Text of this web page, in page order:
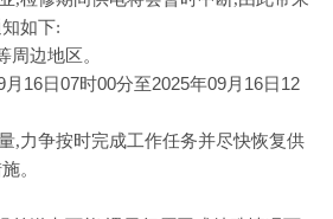
如下:
周边地区。
月16日07时00分至2025年09月16日12
,力争按时完成工作任务并尽快恢复供
。